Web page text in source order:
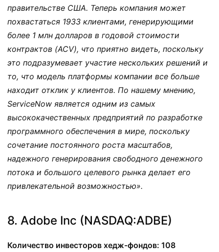
правительстве США. Теперь компания может
похвастаться 1933 клиентами, генерирующими
более 1 млн долларов в годовой стоимости
контрактов (ACV), что приятно видеть, поскольку
это подразумевает участие нескольких решений и
то, что модель платформы компании все больше
находит отклик у клиентов. По нашему мнению,
ServiceNow является одним из самых
высококачественных предприятий по разработке
программного обеспечения в мире, поскольку
сочетание постоянного роста масштабов,
надежного генерирования свободного денежного
потока и большого целевого рынка делает его
привлекательной возможностью».
8. Adobe Inc (NASDAQ:ADBE)
Количество инвесторов хедж-фондов: 108